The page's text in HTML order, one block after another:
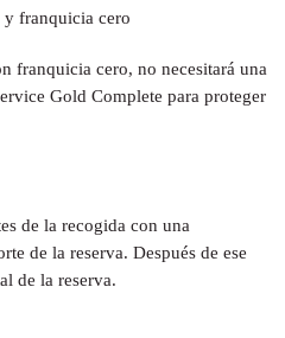
franquicia cero
franquicia cero, no necesitará una
Gold Complete para proteger
de la recogida con una
de la reserva. Después de ese
de la reserva.